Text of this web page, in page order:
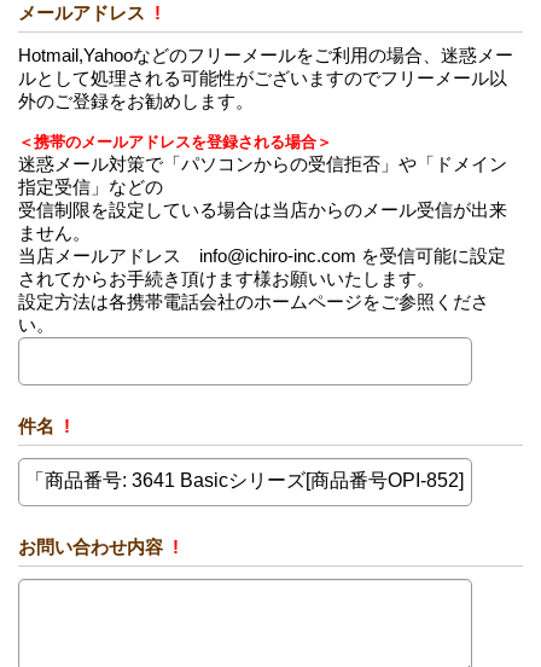
メールアドレス !
Hotmail,Yahooなどのフリーメールをご利用の場合、迷惑メー
ルとして処理される可能性がございますのでフリーメール以
外のご登録をお勧めします。
＜携帯のメールアドレスを登録される場合＞
迷惑メール対策で「パソコンからの受信拒否」や「ドメイン
指定受信」などの
受信制限を設定している場合は当店からのメール受信が出来
ません。
当店メールアドレス info@ichiro-inc.com を受信可能に設定
されてからお手続き頂けます様お願いいたします。
設定方法は各携帯電話会社のホームページをご参照くださ
い。
件名 !
お問い合わせ内容 !